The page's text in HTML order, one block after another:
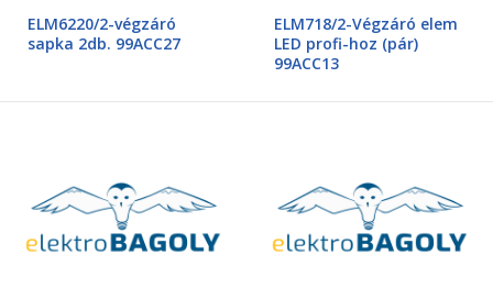
ELM6220/2-végzáró
sapka 2db. 99ACC27
ELM718/2-Végzáró elem
LED profi-hoz (pár)
99ACC13